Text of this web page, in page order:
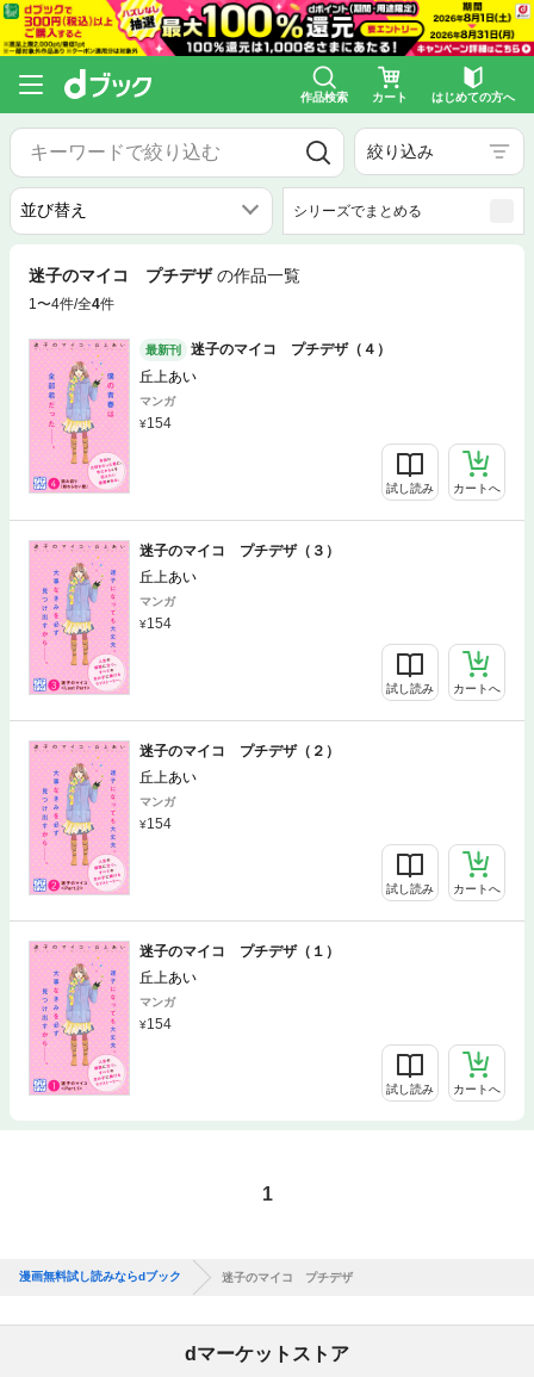
作品検索 カート はじめての方へ
絞り込み
シリーズでまとめる
迷子のマイコ プチデザ の作品一覧
1〜4件/全4件
最新刊
迷子のマイコ プチデザ（４）
丘上あい
マンガ
154
試し読み カートへ
迷子のマイコ プチデザ（３）
丘上あい
マンガ
154
試し読み カートへ
迷子のマイコ プチデザ（２）
丘上あい
マンガ
154
試し読み カートへ
迷子のマイコ プチデザ（１）
丘上あい
マンガ
154
試し読み カートへ
1
漫画無料試し読みならdブック 迷子のマイコ プチデザ
dマーケットストア